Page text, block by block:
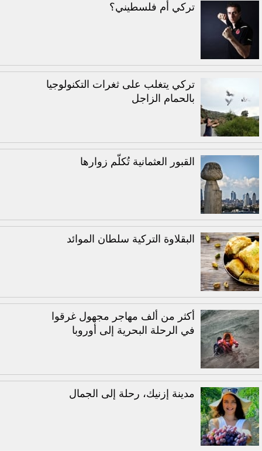
تركي أم فلسطيني؟
تركي يتغلب على ثغرات التكنولوجيا
بالحمام الزاجل
القبور العثمانية تُكلّم زوارها
البقلاوة التركية سلطان الموائد
أكثر من ألف مهاجر مجهول غرقوا
في الرحلة البحرية إلى أوروبا
مدينة إزنيك، رحلة إلى الجمال